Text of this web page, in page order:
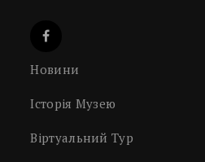
Новини
Історія Музею
Віртуальний Тур